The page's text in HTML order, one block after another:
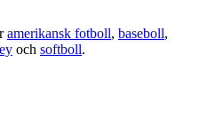
amerikansk fotboll, baseboll,
och softboll.